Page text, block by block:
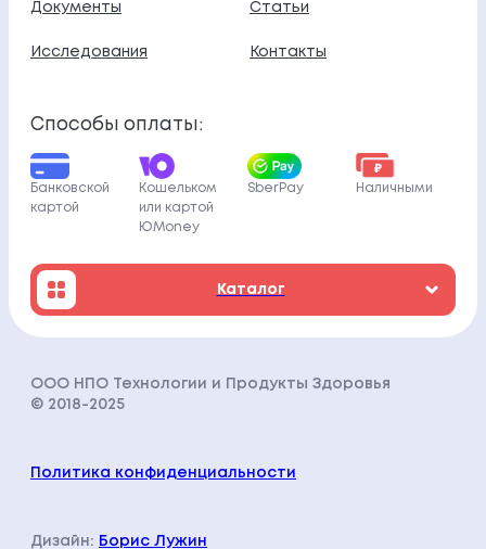
Документы Статьи
Исследования Контакты
Способы оплаты:
Банковской
картой
Кошельком
или картой
ЮMoney
SberPay Наличными
Каталог
ООО НПО Технологии и Продукты Здоровья
© 2018-2025
Политика конфиденциальности
Дизайн: Борис Лужин